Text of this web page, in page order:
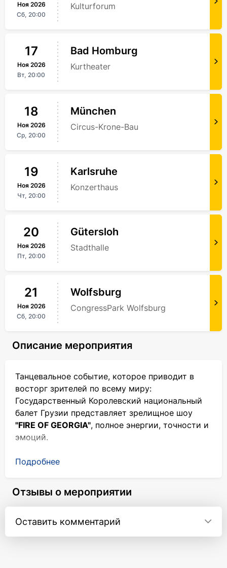
Ноя 2026
Сб, 20:00
Kulturforum
17
Ноя 2026
Вт, 20:00
Bad Homburg
Kurtheater
18
Ноя 2026
Ср, 20:00
München
Circus-Krone-Bau
19
Ноя 2026
Чт, 20:00
Karlsruhe
Konzerthaus
20
Ноя 2026
Пт, 20:00
Gütersloh
Stadthalle
21
Ноя 2026
Сб, 20:00
Wolfsburg
CongressPark Wolfsburg
Описание мероприятия
Танцевальное событие, которое приводит в
восторг зрителей по всему миру:
Государственный Королевский национальный
балет Грузии представляет зрелищное шоу
"FIRE OF GEORGIA", полное энергии, точности и
эмоций.
Более 40 миллионов зрителей в более чем 80
странах мира уже прославили труппу.
выразительность и взрывная энергия - артисты
запускают настоящий фейерверк ритма, силы и
страсти.
В шоу уникальным образом сочетаются
Подробнее
Отзывы о мероприятии
Оставить комментарий